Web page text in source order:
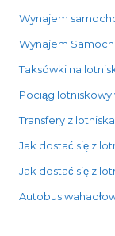
Wynajem
Wynajem
Taksówki na
Pociąg lotniskowy
Transfery z
Jak dostać się z
Jak dostać się z
Autobus